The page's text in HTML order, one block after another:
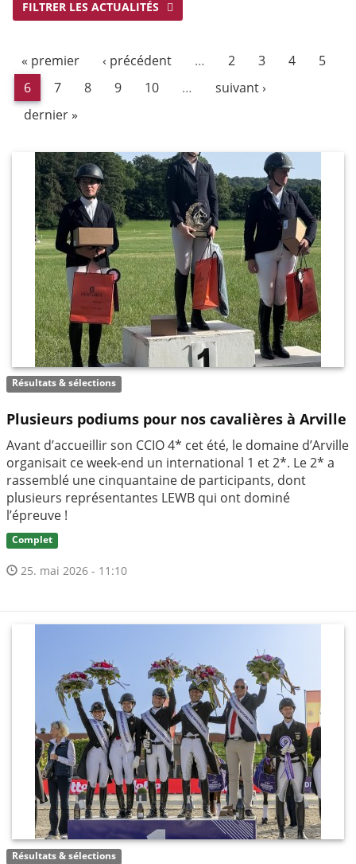
FILTRER LES ACTUALITÉS
« premier ‹ précédent … 2 3 4
5
6
7 8 9 10 …
suivant ›
dernier »
Résultats & sélections
Plusieurs podiums pour nos cavalières à Arville
Avant d’accueillir son CCIO 4* cet été, le domaine d’Arville
organisait ce week-end un international 1 et 2*. Le 2* a
rassemblé une cinquantaine de participants, dont
plusieurs représentantes LEWB qui ont dominé
l’épreuve !
Complet
25. mai 2026 - 11:10
Résultats & sélections